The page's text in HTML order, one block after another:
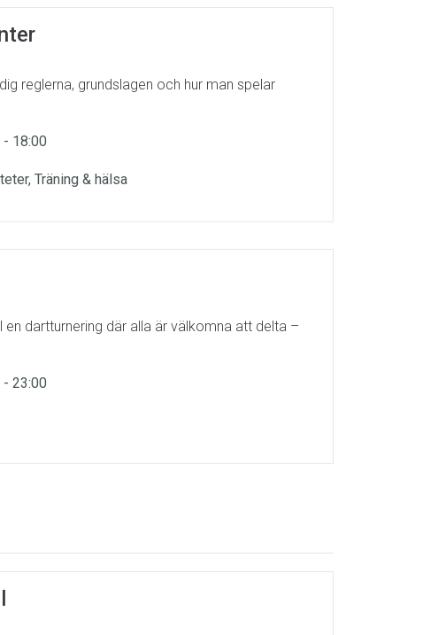
reglerna, grundslagen och hur man spelar
- 18:00
Träning & hälsa
dartturnering där alla är välkomna att delta –
- 23:00